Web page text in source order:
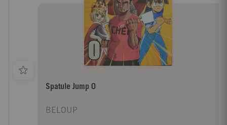
Spatule Jump 0
BELOUP